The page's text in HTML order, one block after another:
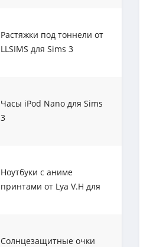
Растяжки под тоннели от
LLSIMS для Sims 3
Часы iPod Nano для Sims
3
Ноутбуки с аниме
принтами от Lya V.H для
Солнцезащитные очки